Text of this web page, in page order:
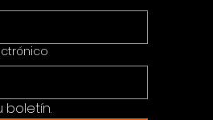
boletín.